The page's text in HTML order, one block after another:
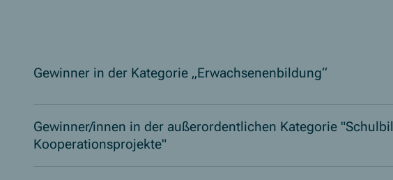
Gewinner in der Kategorie „Erwachsenenbildung“
Gewinner/innen in der außerordentlichen Kategorie
Kooperationsprojekte"